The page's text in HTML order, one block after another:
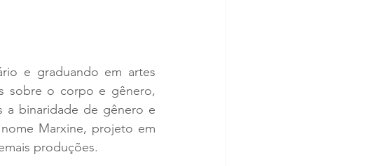
e graduando em artes
sobre o corpo e gênero,
a binaridade de gênero e
Marxine, projeto em
produções.